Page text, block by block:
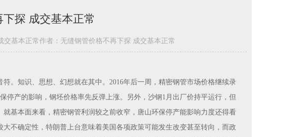
探 成交基本正常
交基本正常作者：无缝钢管价格不再下探 成交基本正常
。知识、思想、幻想就在其中。2016年后一周，精密钢管市场价格继续录
产的影响，钢坯价格率先反弹上涨。另外，沙钢1月出厂价持平运行，但
基本面来看，精密钢管利润较之前收窄，唐山环保停产能影响力度还得看
不确定性，特朗普上台意味着美国各项政策可能发生改变甚至转向，而政